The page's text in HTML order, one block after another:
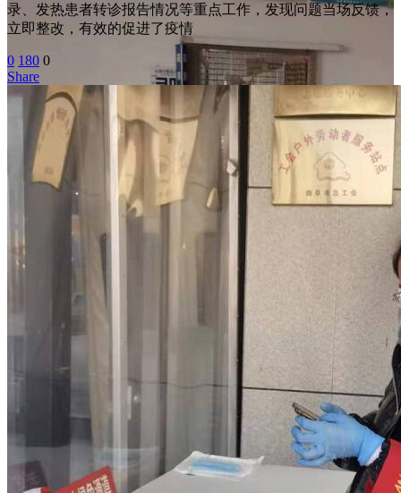
录、发热患者转诊报告情况等重点工作，发现问题当场反馈，
立即整改，有效的促进了疫情
0 180 0
Share